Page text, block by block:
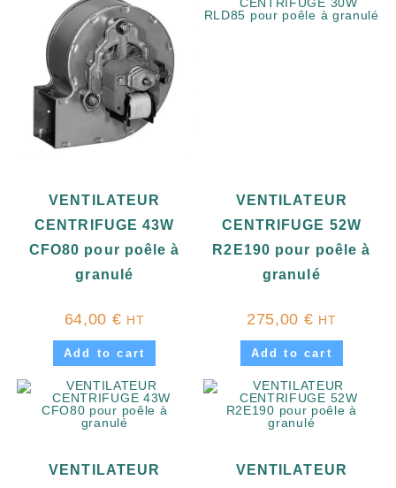
VENTILATEUR
CENTRIFUGE 43W
CFO80 pour poêle à
granulé
64,00 € HT
Add to cart
VENTILATEUR
CENTRIFUGE 52W
R2E190 pour poêle à
granulé
275,00 € HT
Add to cart
VENTILATEUR
VENTILATEUR